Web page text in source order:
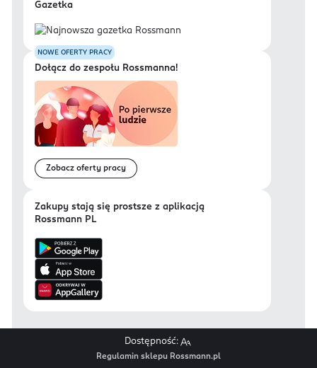
Gazetka
NOWE OFERTY PRACY
Dołącz do zespołu Rossmanna!
Zobacz oferty pracy
Zakupy stają się prostsze z aplikacją
Rossmann PL
Dostępność:
Regulamin sklepu Rossmann.pl